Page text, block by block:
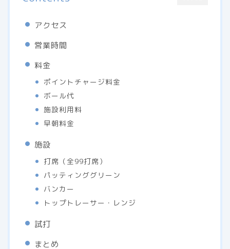
アクセス
営業時間
料金
ポイントチャージ料金
ボール代
施設利用料
早朝料金
施設
打席（全99打席）
パッティンググリーン
バンカー
トップトレーサー・レンジ
試打
まとめ